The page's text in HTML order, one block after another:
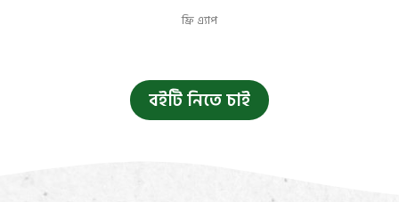
ফ্রি এ্যাপ
বইটি নিতে চাই